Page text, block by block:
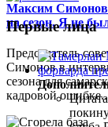
Максим
на сезон. Я не
Председатель
Симонов в
сезона для
кадровой
Первые лица